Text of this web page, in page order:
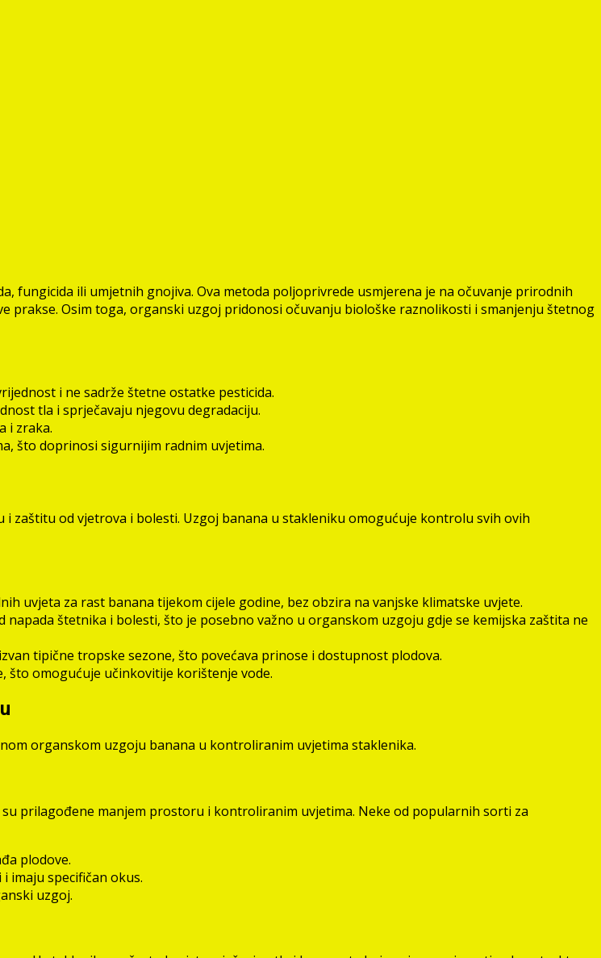
fungicida ili umjetnih gnojiva. Ova metoda poljoprivrede usmjerena je na očuvanje prirodnih
prakse. Osim toga, organski uzgoj pridonosi očuvanju biološke raznolikosti i smanjenju štetnog
i ne sadrže štetne ostatke pesticida.
tla i sprječavaju njegovu degradaciju.
i zraka.
što doprinosi sigurnijim radnim uvjetima.
zaštitu od vjetrova i bolesti. Uzgoj banana u stakleniku omogućuje kontrolu svih ovih
uvjeta za rast banana tijekom cijele godine, bez obzira na vanjske klimatske uvjete.
napada štetnika i bolesti, što je posebno važno u organskom uzgoju gdje se kemijska zaštita ne
tipične tropske sezone, što povećava prinose i dostupnost plodova.
što omogućuje učinkovitije korištenje vode.
organskom uzgoju banana u kontroliranim uvjetima staklenika.
prilagođene manjem prostoru i kontroliranim uvjetima. Neke od popularnih sorti za
plodove.
imaju specifičan okus.
uzgoj.